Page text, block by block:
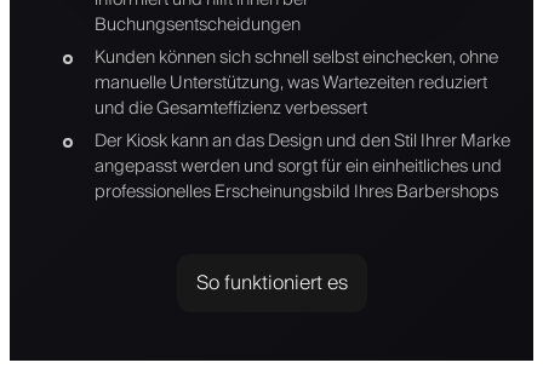
Buchungsentscheidungen
Kunden können sich schnell selbst einchecken, ohne
manuelle Unterstützung, was Wartezeiten reduziert
und die Gesamteffizienz verbessert
Der Kiosk kann an das Design und den Stil Ihrer Marke
angepasst werden und sorgt für ein einheitliches und
professionelles Erscheinungsbild Ihres Barbershops
So funktioniert es